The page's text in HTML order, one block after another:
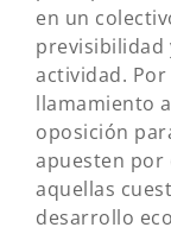
en un
previsibilidad
actividad. Por
llamamiento
oposición
apuesten por
aquellas
desarrollo